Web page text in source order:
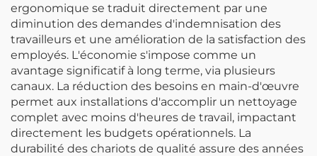
ergonomique se traduit directement par une
diminution des demandes d'indemnisation des
travailleurs et une amélioration de la satisfaction des
employés. L'économie s'impose comme un
avantage significatif à long terme, via plusieurs
canaux. La réduction des besoins en main-d'œuvre
permet aux installations d'accomplir un nettoyage
complet avec moins d'heures de travail, impactant
directement les budgets opérationnels. La
durabilité des chariots de qualité assure des années